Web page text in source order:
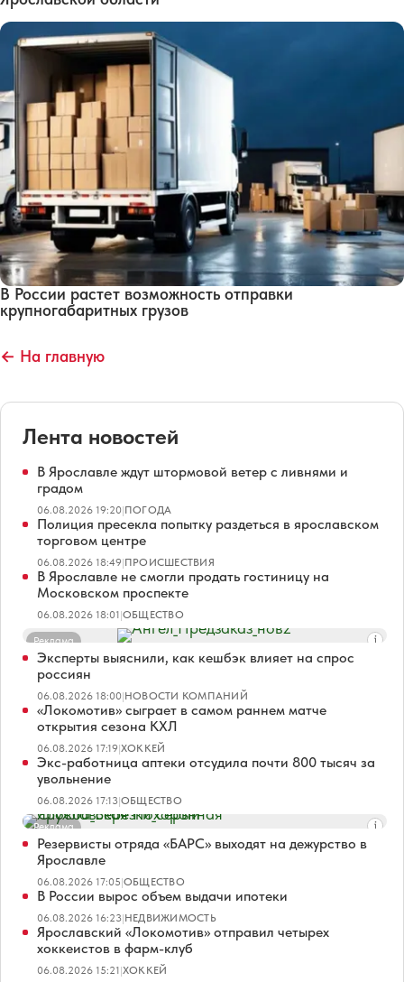
В России растет возможность отправки
крупногабаритных грузов
← На главную
Лента новостей
В Ярославле ждут штормовой ветер с ливнями и
градом
06.08.2026 19:20|ПОГОДА
Полиция пресекла попытку раздеться в ярославском
торговом центре
06.08.2026 18:49|ПРОИСШЕСТВИЯ
В Ярославле не смогли продать гостиницу на
Московском проспекте
06.08.2026 18:01|ОБЩЕСТВО
Реклама
Эксперты выяснили, как кешбэк влияет на спрос
россиян
06.08.2026 18:00|НОВОСТИ КОМПАНИЙ
«Локомотив» сыграет в самом раннем матче
открытия сезона КХЛ
06.08.2026 17:19|ХОККЕЙ
Экс-работница аптеки отсудила почти 800 тысяч за
увольнение
06.08.2026 17:13|ОБЩЕСТВО
Реклама
Резервисты отряда «БАРС» выходят на дежурство в
Ярославле
06.08.2026 17:05|ОБЩЕСТВО
В России вырос объем выдачи ипотеки
06.08.2026 16:23|НЕДВИЖИМОСТЬ
Ярославский «Локомотив» отправил четырех
хоккеистов в фарм-клуб
06.08.2026 15:21|ХОККЕЙ